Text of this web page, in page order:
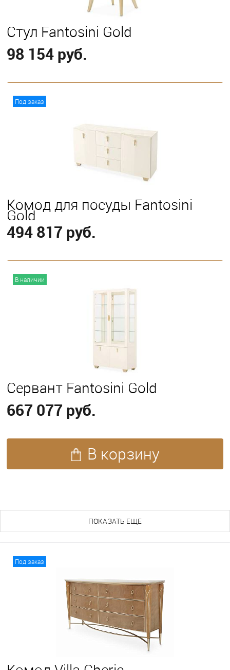
Стул Fantosini Gold
98 154 руб.
Под заказ
Комод для посуды Fantosini
Gold
494 817 руб.
В наличии
Сервант Fantosini Gold
667 077 руб.
В корзину
ПОКАЗАТЬ ЕЩЕ
Под заказ